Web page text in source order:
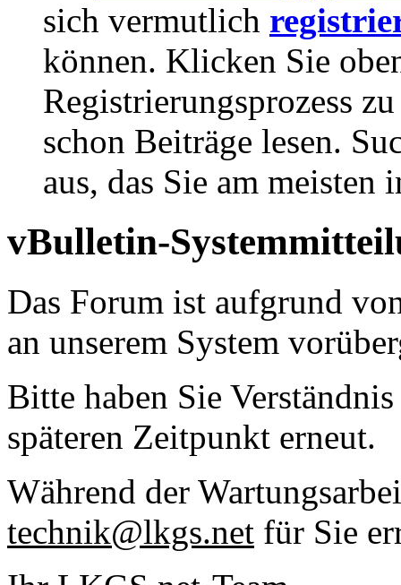
sich vermutlich
können. Klicken Sie
Registrierungsprozess
schon Beiträge lesen.
aus, das Sie am meisten
vBulletin-
Das Forum ist aufgrund
an unserem System
Bitte haben Sie
späteren Zeitpunkt erneut.
Während der
technik@lkgs.net für Sie